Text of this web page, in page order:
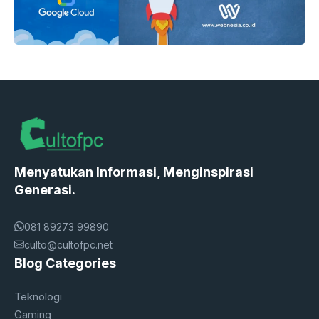
Menyatukan Informasi, Menginspirasi
Generasi.
081 89273 99890
culto@cultofpc.net
Blog Categories
Teknologi
Gaming